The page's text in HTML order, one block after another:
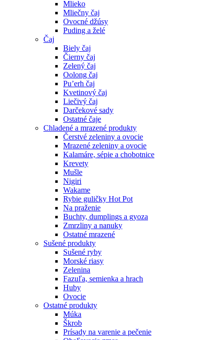
Mlieko
Mliečny čaj
Ovocné džúsy
Puding a želé
Čaj
Biely čaj
Čierny čaj
Zelený čaj
Oolong čaj
Pu’erh čaj
Kvetinový čaj
Liečivý čaj
Darčekové sady
Ostatné čaje
Chladené a mrazené produkty
Čerstvé zeleniny a ovocie
Mrazené zeleniny a ovocie
Kalamáre, sépie a chobotnice
Krevety
Mušle
Nigiri
Wakame
Rybie guličky Hot Pot
Na praženie
Buchty, dumplings a gyoza
Zmrzliny a nanuky
Ostatné mrazené
Sušené produkty
Sušené ryby
Morské riasy
Zelenina
Fazuľa, semienka a hrach
Huby
Ovocie
Ostatné produkty
Múka
Škrob
Prísady na varenie a pečenie